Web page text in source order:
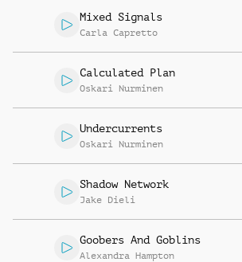
Mixed Signals
Carla Capretto
Calculated Plan
Oskari Nurminen
Undercurrents
Oskari Nurminen
Shadow Network
Jake Dieli
Goobers And Goblins
Alexandra Hampton